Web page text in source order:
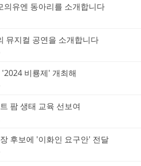
의유엔 동아리를 소개합니다
뮤지컬 공연을 소개합니다
비룡제' 개최해
팜 생태 교육 선보여
후보에 '이화인 요구안' 전달